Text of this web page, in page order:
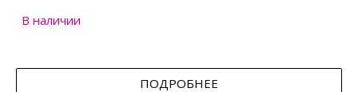
В наличии
ПОДРОБНЕЕ